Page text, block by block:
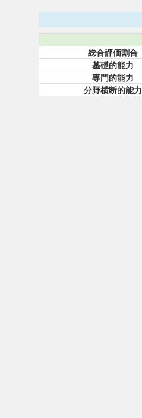
総合評価割合
基礎的能力
専門的能力
分野横断的能力